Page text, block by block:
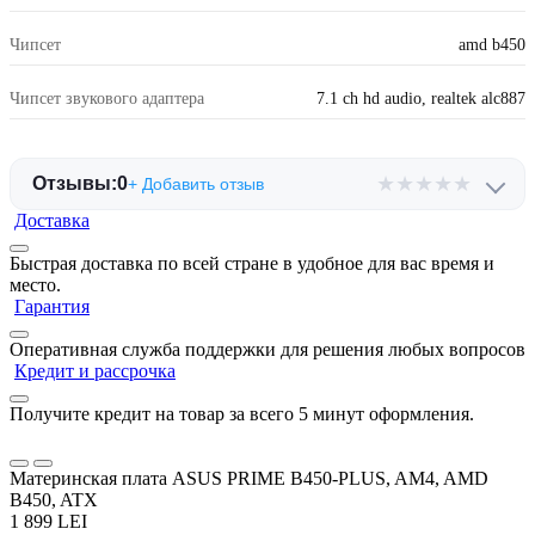
Чипсет amd b450
Чипсет звукового адаптера 7.1 ch hd audio, realtek alc887
Отзывы:0+ Добавить отзыв ★ ★ ★ ★ ★
Доставка
Быстрая доставка по всей стране в удобное для вас время и
место.
Гарантия
Оперативная служба поддержки для решения любых вопросов
Кредит и рассрочка
Получите кредит на товар за всего 5 минут оформления.
Материнская плата ASUS PRIME B450-PLUS, AM4, AMD
B450, ATX
1 899 LEI